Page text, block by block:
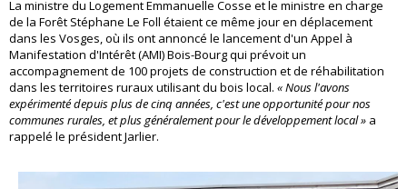
La ministre du Logement Emmanuelle Cosse et le ministre en charge
de la Forêt Stéphane Le Foll étaient ce même jour en déplacement
dans les Vosges, où ils ont annoncé le lancement d'un Appel à
Manifestation d'Intérêt (AMI) Bois-Bourg qui prévoit un
accompagnement de 100 projets de construction et de réhabilitation
dans les territoires ruraux utilisant du bois local. « Nous l'avons
expérimenté depuis plus de cinq années, c'est une opportunité pour nos
communes rurales, et plus généralement pour le développement local » a
rappelé le président Jarlier.